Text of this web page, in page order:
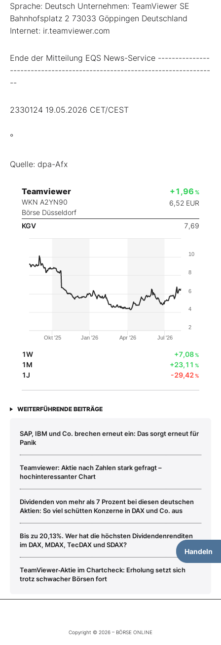
Sprache: Deutsch Unternehmen: TeamViewer SE
Bahnhofsplatz 2 73033 Göppingen Deutschland
Internet: ir.teamviewer.com
Ende der Mitteilung EQS News-Service ---------------
----------------------------------------------------------
--
2330124 19.05.2026 CET/CEST
°
Quelle: dpa-Afx
Teamviewer
WKN A2YN90
Börse Düsseldorf
+1,96 %
6,52 EUR
KGV 7,69
Handeln
Okt '25 Jan '26 Apr '26 Jul '26
2
4
6
8
10
1W +7,08%
1M +23,11 %
1J -29,42%
WEITERFÜHRENDE BEITRÄGE
SAP, IBM und Co. brechen erneut ein: Das sorgt erneut für
Panik
Teamviewer: Aktie nach Zahlen stark gefragt –
hochinteressanter Chart
Dividenden von mehr als 7 Prozent bei diesen deutschen
Aktien: So viel schütten Konzerne in DAX und Co. aus
Bis zu 20,13%. Wer hat die höchsten Dividendenrenditen
im DAX, MDAX, TecDAX und SDAX?
TeamViewer‑Aktie im Chartcheck: Erholung setzt sich
trotz schwacher Börsen fort
Copyright © 2026 – BÖRSE ONLINE